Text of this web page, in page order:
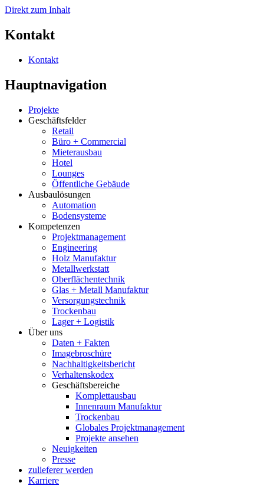
Direkt zum Inhalt
Kontakt
Kontakt
Hauptnavigation
Projekte
Geschäftsfelder
Retail
Büro + Commercial
Mieterausbau
Hotel
Lounges
Öffentliche Gebäude
Ausbaulösungen
Automation
Bodensysteme
Kompetenzen
Projektmanagement
Engineering
Holz Manufaktur
Metallwerkstatt
Oberflächentechnik
Glas + Metall Manufaktur
Versorgungstechnik
Trockenbau
Lager + Logistik
Über uns
Daten + Fakten
Imagebroschüre
Nachhaltigkeitsbericht
Verhaltenskodex
Geschäftsbereiche
Komplettausbau
Innenraum Manufaktur
Trockenbau
Globales Projektmanagement
Projekte ansehen
Neuigkeiten
Presse
zulieferer werden
Karriere